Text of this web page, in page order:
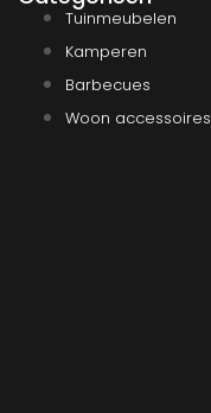
Tuinmeubelen
Kamperen
Barbecues
Woon accessoires